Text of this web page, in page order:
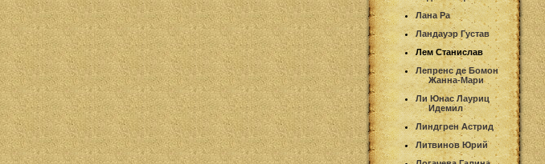
Лана Ра
Ландауэр Густав
Лем Станислав
Лепренс де Бомон
Жанна-Мари
Ли Юнас Лауриц
Идемил
Линдгрен Астрид
Литвинов Юрий